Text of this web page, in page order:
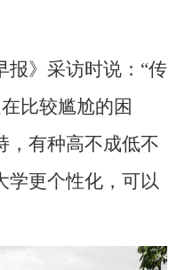
报》采访时说：“传
比较尴尬的困
，有种高不成低不
学更个性化，可以